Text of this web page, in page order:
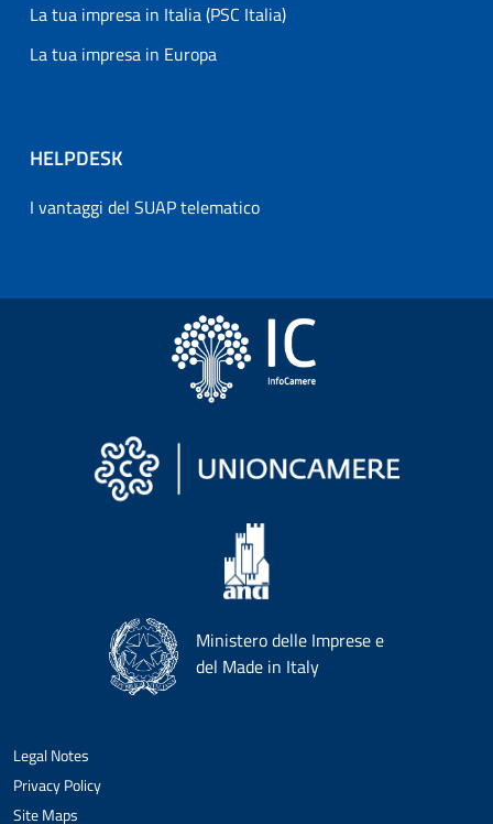
La tua impresa in Italia (PSC Italia)
La tua impresa in Europa
HELPDESK
I vantaggi del SUAP telematico
Ministero delle Imprese e
del Made in Italy
Legal Notes
Privacy Policy
Site Maps